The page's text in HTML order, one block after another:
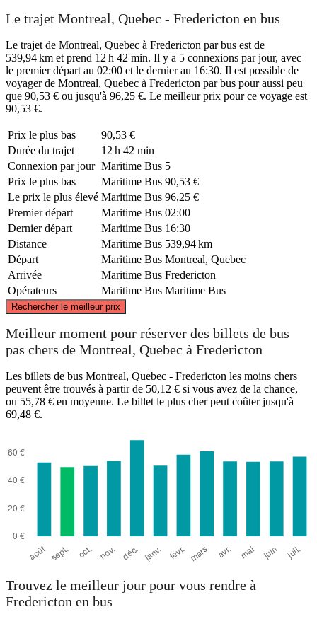
Le trajet Montreal, Quebec - Fredericton en bus
Le trajet de Montreal, Quebec à Fredericton par bus est de
539,94 km et prend 12 h 42 min. Il y a 5 connexions par jour, avec
le premier départ au 02:00 et le dernier au 16:30. Il est possible de
voyager de Montreal, Quebec à Fredericton par bus pour aussi peu
que 90,53 € ou jusqu'à 96,25 €. Le meilleur prix pour ce voyage est
90,53 €.
Prix ​​le plus bas
90,53 €
Durée du trajet
12 h 42 min
Connexion par jour Maritime Bus 5
Prix ​​le plus bas
Maritime Bus 90,53 €
Le prix le plus élevé Maritime Bus 96,25 €
Premier départ
Maritime Bus 02:00
Dernier départ
Maritime Bus 16:30
Distance
Maritime Bus 539,94 km
Départ
Maritime Bus Montreal, Quebec
Arrivée
Maritime Bus Fredericton
Opérateurs
Maritime Bus Maritime Bus
Rechercher le meilleur prix
Montreal
Fredericton
©CARTO, ©OpenStreetMap
Meilleur moment pour réserver des billets de bus
pas chers de Montreal, Quebec à Fredericton
Les billets de bus Montreal, Quebec - Fredericton les moins chers
peuvent être trouvés à partir de 50,12 € si vous avez de la chance,
ou 55,78 € en moyenne. Le billet le plus cher peut coûter jusqu'à
69,48 €.
Trouvez le meilleur jour pour vous rendre à
Fredericton en bus